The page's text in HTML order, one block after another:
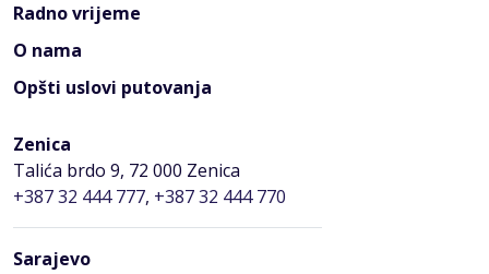
Radno vrijeme
O nama
Opšti uslovi putovanja
Zenica
Talića brdo 9, 72 000 Zenica
+387 32 444 777, +387 32 444 770
Sarajevo